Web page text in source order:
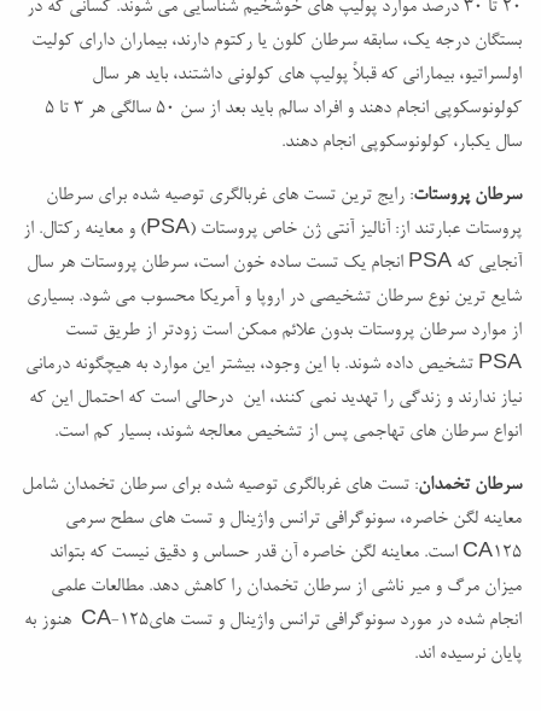
20 تا 30 درصد موارد پولیپ های خوشخیم شناسایی می شوند. کسانی که در
بستگان درجه یک، سابقه سرطان کلون یا رکتوم دارند، بیماران دارای کولیت
اولسراتیو، بیمارانی که قبلاً پولیپ های کولونی داشتند، باید هر سال
کولونوسکوپی انجام دهند و افراد سالم باید بعد از سن 50 سالگی هر 3 تا 5
سال یکبار، کولونوسکوپی انجام دهند.
سرطان پروستات: رایج ترین تست های غربالگری توصیه شده برای سرطان
پروستات عبارتند از: آنالیز آنتی ژن خاص پروستات (PSA) و معاینه رکتال. از
آنجایی که PSA انجام یک تست ساده خون است، سرطان پروستات هر سال
شایع ترین نوع سرطان تشخیصی در اروپا و آمریکا محسوب می شود. بسیاری
از موارد سرطان پروستات بدون علائم ممکن است زودتر از طریق تست
PSA تشخیص داده شوند. با این وجود، بیشتر این موارد به هیچگونه درمانی
نیاز ندارند و زندگی را تهدید نمی کنند، این درحالی است که احتمال این که
انواع سرطان های تهاجمی پس از تشخیص معالجه شوند، بسیار کم است.
سرطان تخمدان: تست های غربالگری توصیه شده برای سرطان تخمدان شامل
معاینه لگن خاصره، سونوگرافی ترانس واژینال و تست های سطح سرمی
CA125 است. معاینه لگن خاصره آن قدر حساس و دقیق نیست که بتواند
میزان مرگ و میر ناشی از سرطان تخمدان را کاهش دهد. مطالعات علمی
انجام شده در مورد سونوگرافی ترانس واژینال و تست هایCA-125 هنوز به
پایان نرسیده اند.